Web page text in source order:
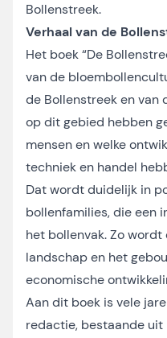
Bollenstreek.
Verhaal van de
Het boek “De
van de
de Bollenstreek en van
op dit gebied hebben
mensen en welke
techniek en handel
Dat wordt duidelijk in
bollenfamilies, die een
het bollenvak. Zo
landschap en het
economische
Aan dit boek is vele
redactie, bestaande uit